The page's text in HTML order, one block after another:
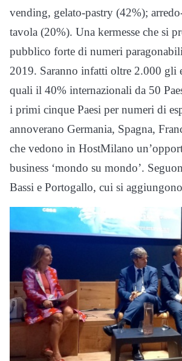
vending, gelato-pastry (42%);
tavola (20%). Una kermesse che si
pubblico forte di numeri
2019. Saranno infatti oltre 2.000 gli
quali il 40% internazionali da 50
i primi cinque Paesi per numeri di
annoverano Germania, Spagna,
che vedono in HostMilano
business ‘mondo su mondo’.
Bassi e Portogallo, cui si